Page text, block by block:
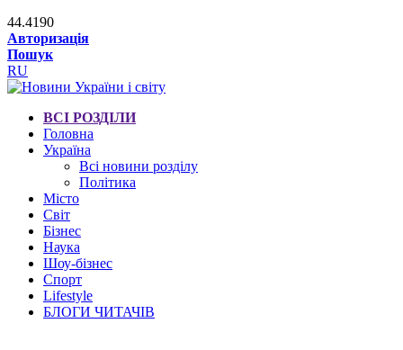
44.4190
Авторизація
Пошук
RU
ВСІ РОЗДІЛИ
Головна
Україна
Всі новини розділу
Політика
Місто
Світ
Бізнес
Наука
Шоу-бізнес
Спорт
Lifestyle
БЛОГИ ЧИТАЧІВ